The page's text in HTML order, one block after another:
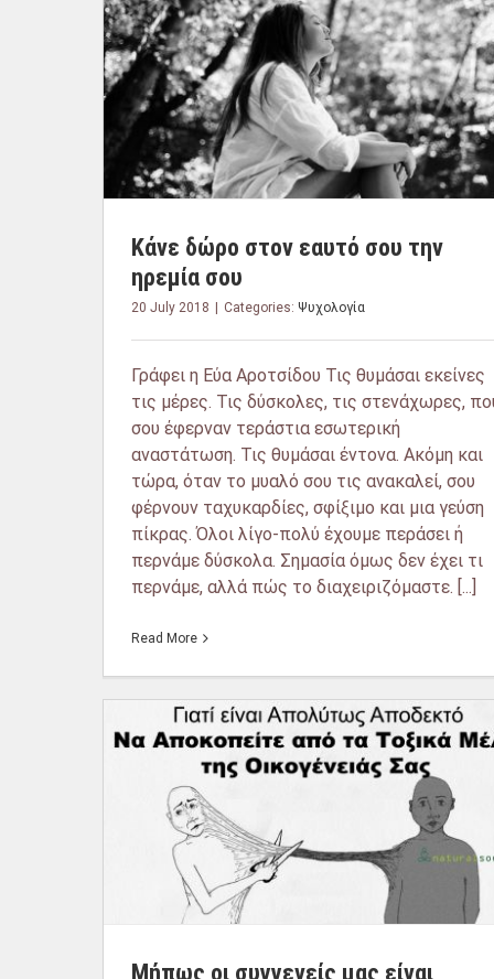
Κάνε δώρο στον εαυτό σου την
ηρεμία σου
20 July 2018 | Categories: Ψυχολογία
Γράφει η Εύα Αροτσίδου Τις θυμάσαι εκείνες
τις μέρες. Τις δύσκολες, τις στενάχωρες,
σου έφερναν τεράστια εσωτερική
αναστάτωση. Τις θυμάσαι έντονα. Ακόμη και
τώρα, όταν το μυαλό σου τις ανακαλεί, σου
φέρνουν ταχυκαρδίες, σφίξιμο και μια γεύση
πίκρας. Όλοι λίγο-πολύ έχουμε περάσει ή
περνάμε δύσκολα. Σημασία όμως δεν έχει τι
περνάμε, αλλά πώς το διαχειριζόμαστε. [...]
Read More
Μήπως οι συγγενείς μας είναι